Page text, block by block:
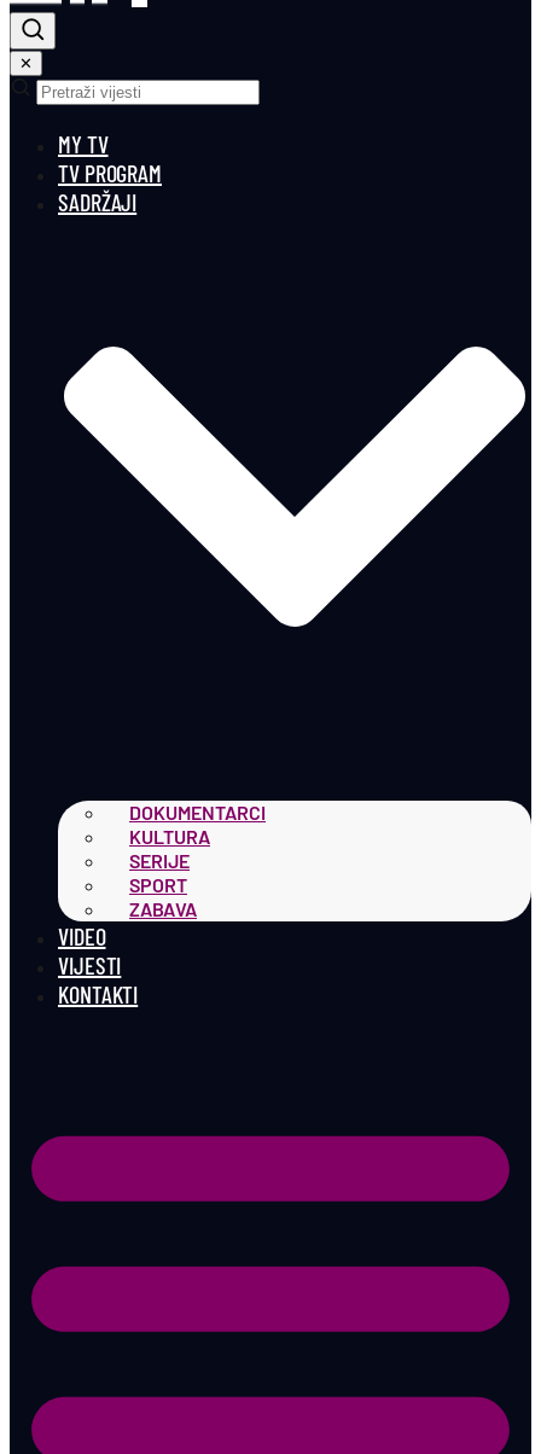
✕
MY TV
TV PROGRAM
SADRŽAJI
DOKUMENTARCI
KULTURA
SERIJE
SPORT
ZABAVA
VIDEO
VIJESTI
KONTAKTI